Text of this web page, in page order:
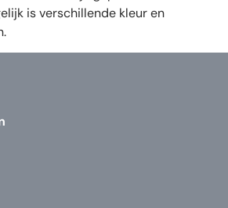
is verschillende kleur en